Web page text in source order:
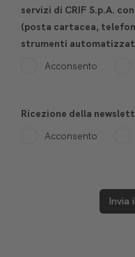
servizi di CRIF S.p.A.
(posta cartacea,
strumenti
Acconsento
Ricezione della
Acconsento
Invia